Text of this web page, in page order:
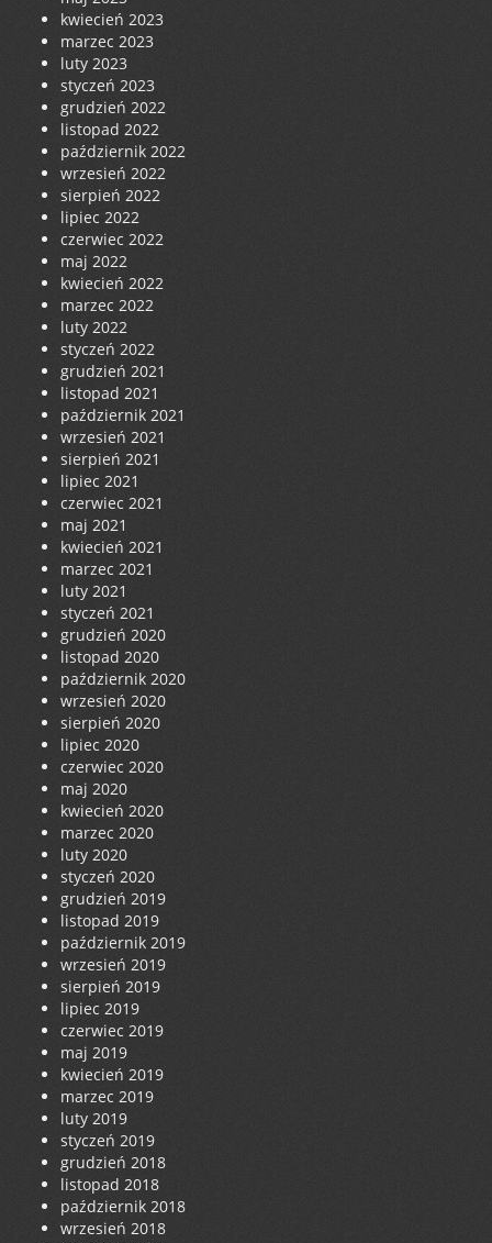
kwiecień 2023
marzec 2023
luty 2023
styczeń 2023
grudzień 2022
listopad 2022
październik 2022
wrzesień 2022
sierpień 2022
lipiec 2022
czerwiec 2022
maj 2022
kwiecień 2022
marzec 2022
luty 2022
styczeń 2022
grudzień 2021
listopad 2021
październik 2021
wrzesień 2021
sierpień 2021
lipiec 2021
czerwiec 2021
maj 2021
kwiecień 2021
marzec 2021
luty 2021
styczeń 2021
grudzień 2020
listopad 2020
październik 2020
wrzesień 2020
sierpień 2020
lipiec 2020
czerwiec 2020
maj 2020
kwiecień 2020
marzec 2020
luty 2020
styczeń 2020
grudzień 2019
listopad 2019
październik 2019
wrzesień 2019
sierpień 2019
lipiec 2019
czerwiec 2019
maj 2019
kwiecień 2019
marzec 2019
luty 2019
styczeń 2019
grudzień 2018
listopad 2018
październik 2018
wrzesień 2018